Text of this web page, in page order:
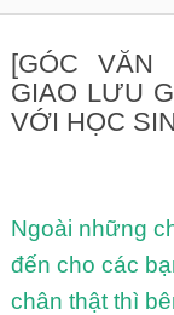
[GÓC VĂN
GIAO LƯU
VỚI HỌC
Ngoài những
đến cho các
chân thật thì